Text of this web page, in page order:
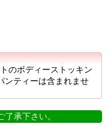
のボディーストッキン
ンティーは含まれませ
承下さい。